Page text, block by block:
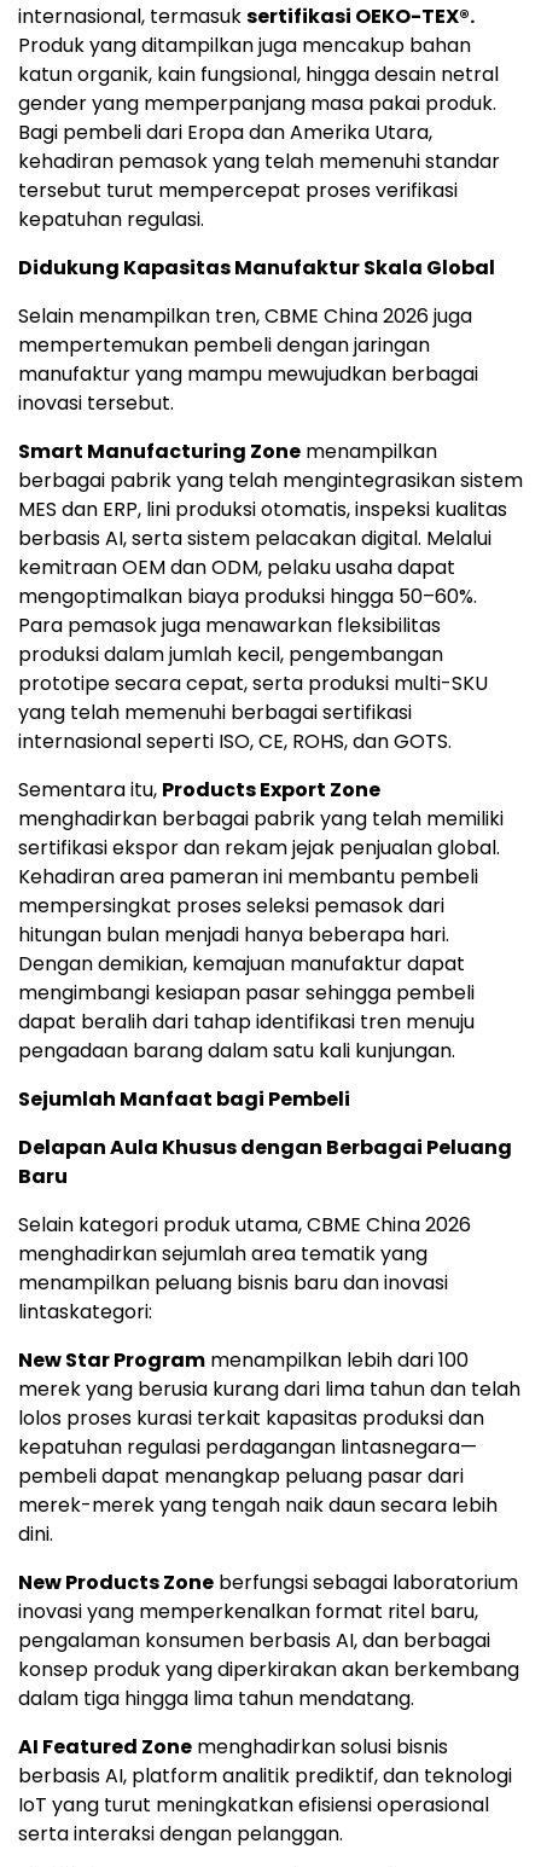
internasional, termasuksertifikasi OEKO-TEX®.
Produk yang ditampilkan juga mencakup bahan
katun organik, kain fungsional, hingga desain netral
gender yang memperpanjang masa pakai produk.
Bagi pembeli dari Eropa dan Amerika Utara,
kehadiran pemasok yang telah memenuhi standar
tersebut turut mempercepat proses verifikasi
kepatuhan regulasi.
Didukung Kapasitas Manufaktur Skala Global
Selain menampilkan tren, CBME China 2026 juga
mempertemukan pembeli dengan jaringan
manufaktur yang mampu mewujudkan berbagai
inovasi tersebut.
Smart Manufacturing Zone menampilkan
berbagai pabrik yang telah mengintegrasikan sistem
MES dan ERP, lini produksi otomatis, inspeksi kualitas
berbasis AI, serta sistem pelacakan digital. Melalui
kemitraan OEM dan ODM, pelaku usaha dapat
mengoptimalkan biaya produksi hingga 50–60%.
Para pemasok juga menawarkan fleksibilitas
produksi dalam jumlah kecil, pengembangan
prototipe secara cepat, serta produksi multi-SKU
yang telah memenuhi berbagai sertifikasi
internasional seperti ISO, CE, ROHS, dan GOTS.
Sementara itu, Products Export Zone
menghadirkan berbagai pabrik yang telah memiliki
sertifikasi ekspor dan rekam jejak penjualan global.
Kehadiran area pameran ini membantu pembeli
mempersingkat proses seleksi pemasok dari
hitungan bulan menjadi hanya beberapa hari.
Dengan demikian, kemajuan manufaktur dapat
mengimbangi kesiapan pasar sehingga pembeli
dapat beralih dari tahap identifikasi tren menuju
pengadaan barang dalam satu kali kunjungan.
Sejumlah Manfaat bagi Pembeli
Delapan Aula Khusus dengan Berbagai Peluang
Baru
Selain kategori produk utama, CBME China 2026
menghadirkan sejumlah area tematik yang
menampilkan peluang bisnis baru dan inovasi
lintaskategori:
New Star Program menampilkan lebih dari 100
merek yang berusia kurang dari lima tahun dan telah
lolos proses kurasi terkait kapasitas produksi dan
kepatuhan regulasi perdagangan lintasnegara—
pembeli dapat menangkap peluang pasar dari
merek-merek yang tengah naik daun secara lebih
dini.
New Products Zone berfungsi sebagai laboratorium
inovasi yang memperkenalkan format ritel baru,
pengalaman konsumen berbasis AI, dan berbagai
konsep produk yang diperkirakan akan berkembang
dalam tiga hingga lima tahun mendatang.
AI Featured Zone menghadirkan solusi bisnis
berbasis AI, platform analitik prediktif, dan teknologi
IoT yang turut meningkatkan efisiensi operasional
serta interaksi dengan pelanggan.